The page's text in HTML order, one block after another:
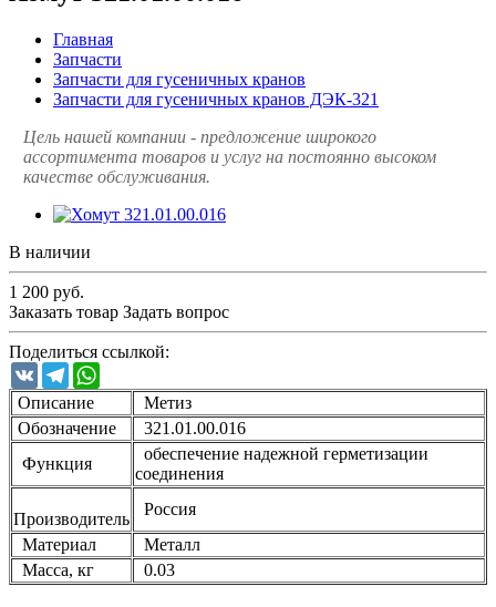
Главная
Запчасти
Запчасти для гусеничных кранов
Запчасти для гусеничных кранов ДЭК-321
Цель нашей компании - предложение широкого
ассортимента товаров и услуг на постоянно высоком
качестве обслуживания.
В наличии
1 200 руб.
Заказать товар Задать вопрос
Поделиться ссылкой:
VK Telegram
Описание
Метиз
Обозначение
321.01.00.016
Функция
обеспечение надежной герметизации
соединения
Производитель
Россия
Материал
Металл
Масса, кг
0.03